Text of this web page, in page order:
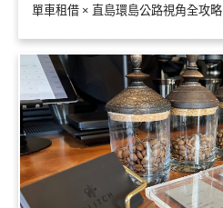
單車租借 × 直島環島公路視角全攻略